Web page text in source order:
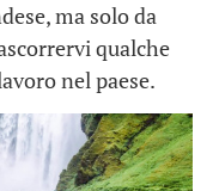
ma solo da
qualche
nel paese.